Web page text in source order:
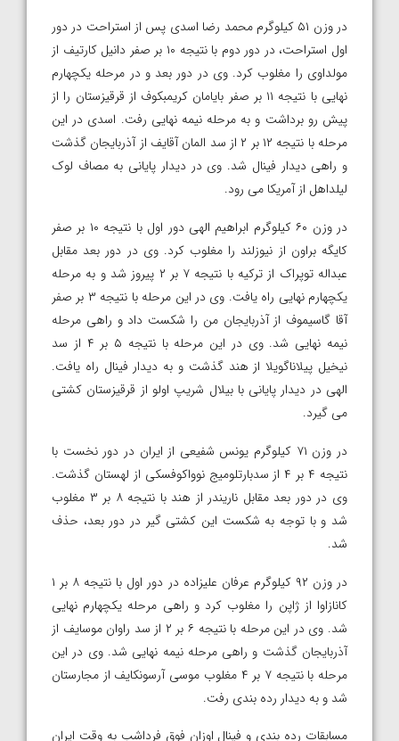
در وزن ۵۱ کیلوگرم محمد رضا اسدی پس از استراحت در دور
اول استراحت، در دور دوم با نتیجه ۱۰ بر صفر دانیل کارتیف از
مولداوی را مغلوب کرد. وی در دور بعد و در مرحله یکچهارم
نهایی با نتیجه ۱۱ بر صفر بایامان کریمبکوف از قرقیزستان را از
پیش رو برداشت و به مرحله نیمه نهایی رفت. اسدی در این
مرحله با نتیجه ۱۲ بر ۲ از سد المان آقایف از آذربایجان گذشت
و راهی دیدار فینال شد. وی در دیدار پایانی به مصاف لوک
لیلداهل از آمریکا می رود.
در وزن ۶۰ کیلوگرم ابراهیم الهی دور اول با نتیجه ۱۰ بر صفر
کایگه براون از نیوزلند را مغلوب کرد. وی در دور بعد مقابل
عبداله توپراک از ترکیه با نتیجه ۷ بر ۲ پیروز شد و به مرحله
یکچهارم نهایی راه یافت. وی در این مرحله با نتیجه ۳ بر صفر
آقا گاسیموف از آذربایجان من را شکست داد و راهی مرحله
نیمه نهایی شد. وی در این مرحله با نتیجه ۵ بر ۴ از سد
نیخیل پیلاناگویلا از هند گذشت و به دیدار فینال راه یافت.
الهی در دیدار پایانی با بیلال شریپ اولو از قرقیزستان کشتی
می گیرد.
در وزن ۷۱ کیلوگرم یونس شفیعی از ایران در دور نخست با
نتیجه ۴ بر ۴ از سدبارتلومیج نوواکوفسکی از لهستان گذشت.
وی در دور بعد مقابل ناریندر از هند با نتیجه ۸ بر ۳ مغلوب
شد و با توجه به شکست این کشتی گیر در دور بعد، حذف
شد.
در وزن ۹۲ کیلوگرم عرفان علیزاده در دور اول با نتیجه ۸ بر ۱
کانازاوا از ژاپن را مغلوب کرد و راهی مرحله یکچهارم نهایی
شد. وی در این مرحله با نتیجه ۶ بر ۲ از سد راوان موسایف از
آذربایجان گذشت و راهی مرحله نیمه نهایی شد. وی در این
مرحله با نتیجه ۷ بر ۴ مغلوب موسی آرسونکایف از مجارستان
شد و به دیدار رده بندی رفت.
مسابقات رده بندی و فینال اوزان فوق فرداشب به وقت ایران